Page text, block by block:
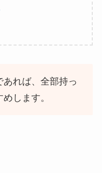
れば、全部持っ
します。